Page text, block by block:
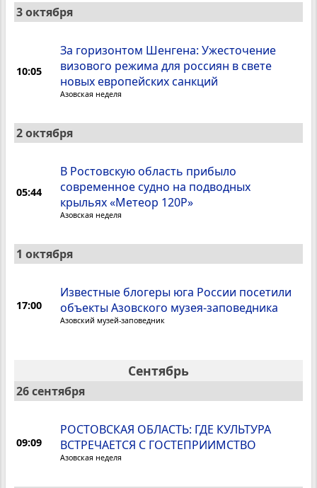
3 октября
10:05
За горизонтом Шенгена: Ужесточение
визового режима для россиян в свете
новых европейских санкций
Азовская неделя
2 октября
05:44
В Ростовскую область прибыло
современное судно на подводных
крыльях «Метеор 120Р»
Азовская неделя
1 октября
17:00
Известные блогеры юга России посетили
объекты Азовского музея-заповедника
Азовский музей-заповедник
Сентябрь
26 сентября
09:09
РОСТОВСКАЯ ОБЛАСТЬ: ГДЕ КУЛЬТУРА
ВСТРЕЧАЕТСЯ С ГОСТЕПРИИМСТВО
Азовская неделя